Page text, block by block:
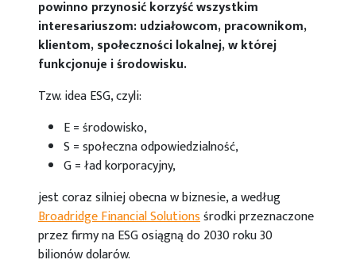
powinno przynosić korzyść wszystkim
interesariuszom: udziałowcom, pracownikom,
klientom, społeczności lokalnej, w której
funkcjonuje i środowisku.
Tzw. idea ESG, czyli:
E = środowisko,
S = społeczna odpowiedzialność,
G = ład korporacyjny,
jest coraz silniej obecna w biznesie, a według
Broadridge Financial Solutionsśrodki przeznaczone
przez firmy na ESG osiągną do 2030 roku 30
bilionów dolarów.